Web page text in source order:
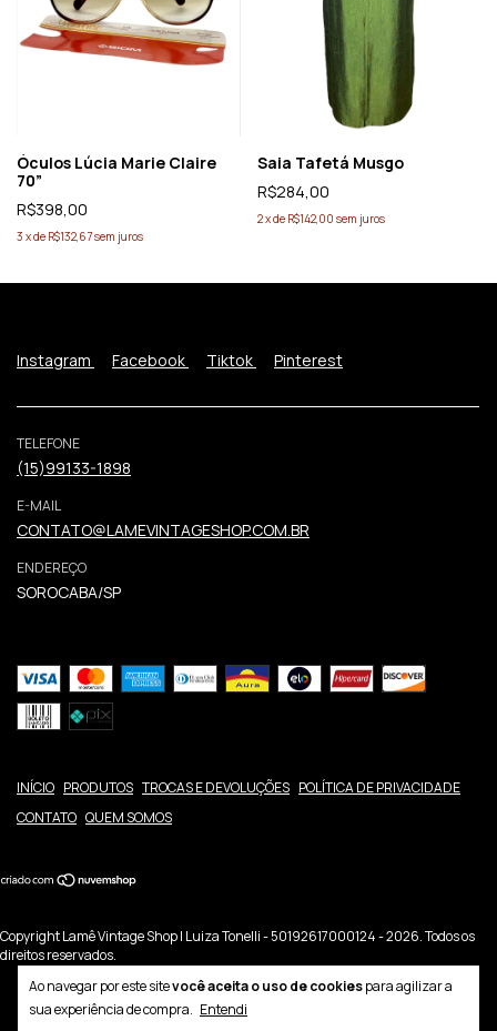
Ao navegar por este sitevocê aceita o uso de cookiespara agilizar a
sua experiência de compra. Entendi
Óculos Lúcia Marie Claire
70”
R$398,00
3 xde R$132,67sem juros
Saia Tafetá Musgo
R$284,00
2xde R$142,00 sem juros
Instagram Facebook Tiktok Pinterest
TELEFONE
(15)99133-1898
E-MAIL
CONTATO@LAMEVINTAGESHOP.COM.BR
ENDEREÇO
SOROCABA/SP
INÍCIO PRODUTOS TROCAS E DEVOLUÇÕES POLÍTICA DE PRIVACIDADE
CONTATO QUEM SOMOS
Copyright Lamê Vintage Shop | Luiza Tonelli - 50192617000124 - 2026. Todos os
direitos reservados.